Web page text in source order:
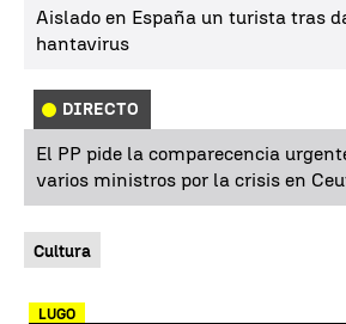
Aislado en España un turista tras
hantavirus
DIRECTO
El PP pide la comparecencia
varios ministros por la crisis en
Cultura
LUGO